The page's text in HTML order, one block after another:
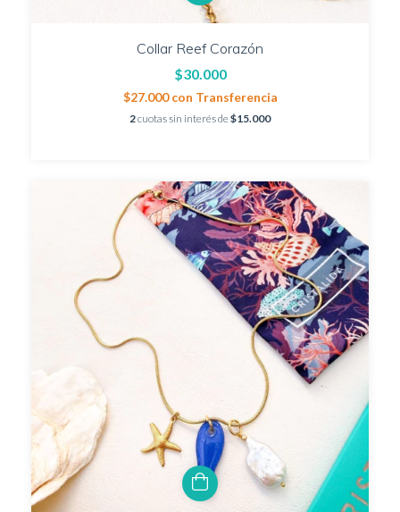
Collar Reef Corazón
$30.000
$27.000con Transferencia
2cuotas sin interés de$15.000